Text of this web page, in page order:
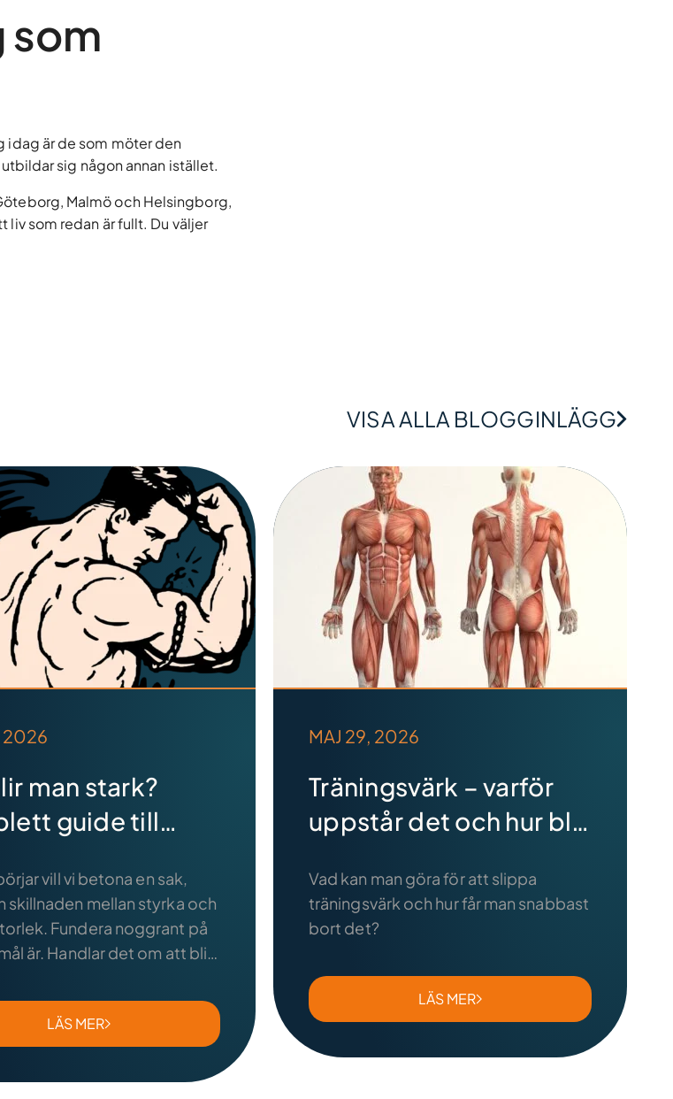
som
idag är de som möter den
sig någon annan istället.
Malmö och Helsingborg,
som redan är fullt. Du väljer
VISA ALLA BLOGGINLÄGG
2026
man stark?
guide till
vill vi betona en sak,
skillnaden mellan styrka och
Fundera noggrant på
är. Handlar det om att bli
Det må låta klyschigt,
ger färdighet. Vill du bli
och få bättre 1 rep max
LÄS MER
MAJ 29, 2026
Träningsvärk – varför
uppstår det och hur blir
Vad kan man göra för att slippa
träningsvärk och hur får man snabbast
bort det?
LÄS MER